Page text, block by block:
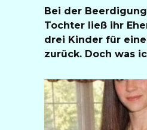
Bei der
Tochter ließ ihr
drei Kinder für
zurück. Doch was